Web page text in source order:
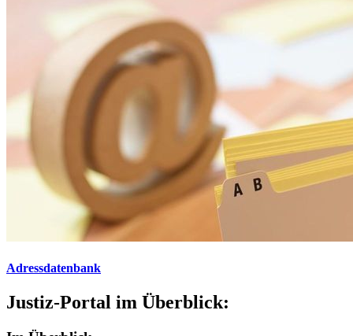
Adressdatenbank
Justiz-Portal im Überblick: